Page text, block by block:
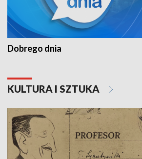
Dobrego dnia
KULTURA I SZTUKA